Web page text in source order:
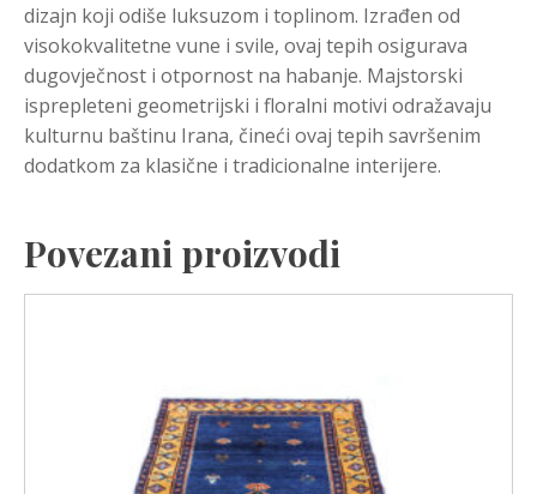
dizajn koji odiše luksuzom i toplinom. Izrađen od
visokokvalitetne vune i svile, ovaj tepih osigurava
dugovječnost i otpornost na habanje. Majstorski
isprepleteni geometrijski i floralni motivi odražavaju
kulturnu baštinu Irana, čineći ovaj tepih savršenim
dodatkom za klasične i tradicionalne interijere.
Povezani proizvodi